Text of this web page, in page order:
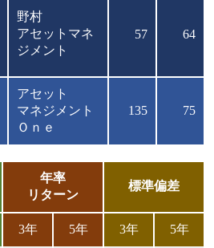
野村
アセットマネ
ジメント
57 64
アセット
マネジメント
Ｏｎｅ
135 75
年率
リターン
標準偏差
3年 5年 3年 5年